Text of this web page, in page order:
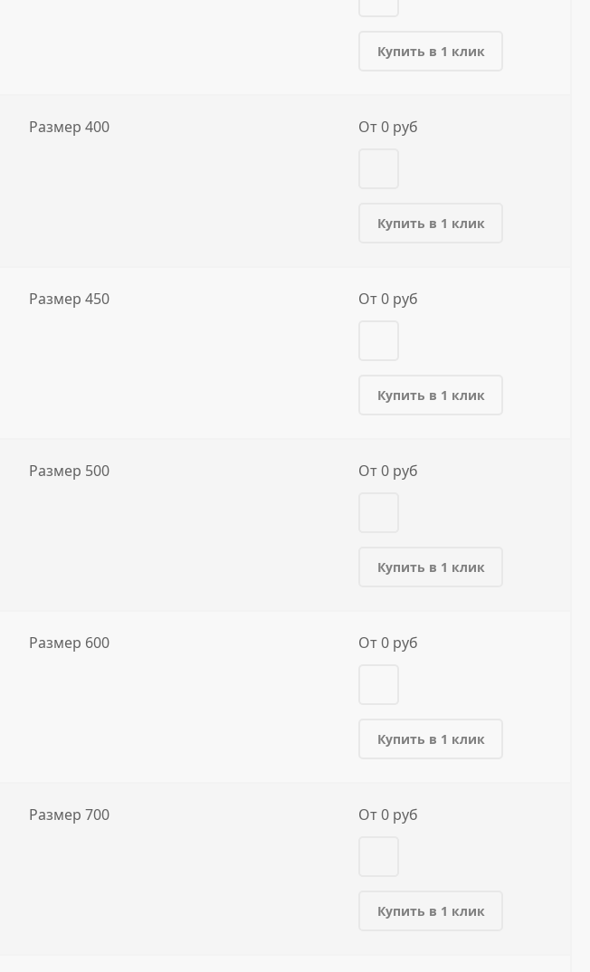
Купить в 1 клик
Размер 400 От 0 руб
Купить в 1 клик
Размер 450 От 0 руб
Купить в 1 клик
Размер 500 От 0 руб
Купить в 1 клик
Размер 600 От 0 руб
Купить в 1 клик
Размер 700 От 0 руб
Купить в 1 клик